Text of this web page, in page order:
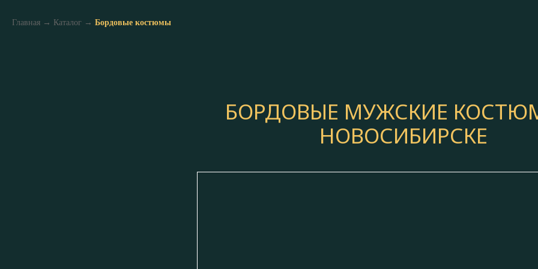
Главная → Каталог → Бордовые костюмы
БОРДОВЫЕ МУЖСКИЕ
НОВОСИБИРСКЕ